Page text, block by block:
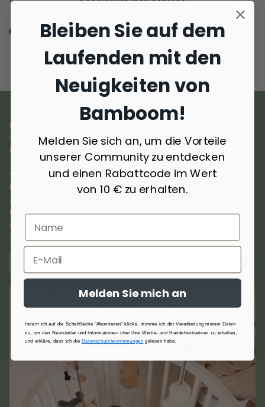
Lieferung und Rückgabe
UNSERE MATERIALIEN
Bamboom entstand aus der Liebe zu natürlichen Materialien und
verbindetInnovation und Nachhaltigkeit, um hochwertige
Produkte für Kinder zu schaffen.
Wir verwendenausgewählte Materialienwie Bambus,
Baumwolle, Wolle, Kaschmir und recycelte Materialien, die
aufgrund ihrer Atmungsaktivität, Weichheit und
Hautfreundlichkeit ausgewählt wurden. Sie sind hypoallergen,
antibakteriell und thermoregulierend und bieten Komfort und
Schutz zu jeder Jahreszeit.
WEITERE INFORMATIONEN
Bleiben Sie auf dem
Laufenden mit den
Neuigkeiten von
Bamboom!
Melden Sie sich an, um die Vorteile
unserer Community zu entdecken
und einen Rabattcode im Wert
von 10 € zu erhalten.
Melden Sie mich an
Indem ich auf die Schaltfläche "Abonnieren" klicke, stimme ich der Verarbeitung meiner Daten
zu, um den Newsletter und Informationen über Ihre Werbe- und Handelsinitiativen zu erhalten,
und erkläre, dass ich dieDatenschutzbestimmungen gelesen habe.